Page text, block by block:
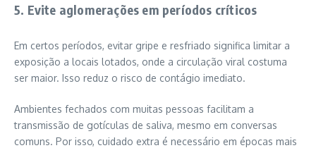
5. Evite aglomerações em períodos críticos
Em certos períodos, evitar gripe e resfriado significa limitar a
exposição a locais lotados, onde a circulação viral costuma
ser maior. Isso reduz o risco de contágio imediato.
Ambientes fechados com muitas pessoas facilitam a
transmissão de gotículas de saliva, mesmo em conversas
comuns. Por isso, cuidado extra é necessário em épocas mais